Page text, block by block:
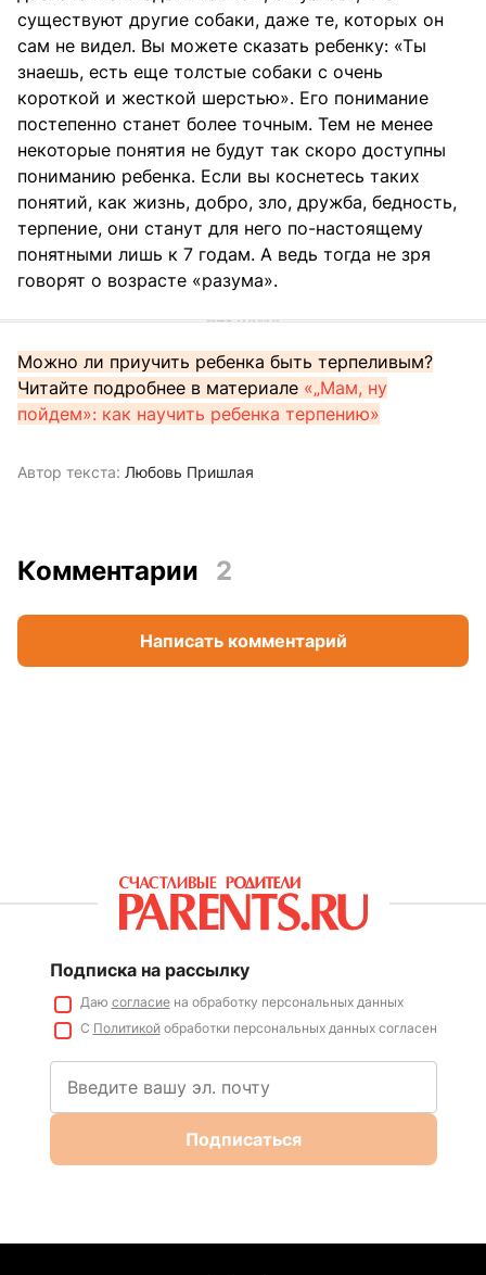
существуют другие собаки, даже те, которых он
сам не видел. Вы можете сказать ребенку: «Ты
знаешь, есть еще толстые собаки с очень
короткой и жесткой шерстью». Его понимание
постепенно станет более точным. Тем не менее
некоторые понятия не будут так скоро доступны
пониманию ребенка. Если вы коснетесь таких
понятий, как жизнь, добро, зло, дружба, бедность,
терпение, они станут для него по-настоящему
понятными лишь к 7 годам. А ведь тогда не зря
говорят о возрасте «разума».
Можно ли приучить ребенка быть терпеливым?
Читайте подробнее в материале «„Мам, ну
пойдем»: как научить ребенка терпению»
Автор текста: Любовь Пришлая
Комментарии 2
Написать комментарий
Подписка на рассылку
Даю согласиена обработку персональных данных
С Политикойобработки персональных данных согласен
Подписаться